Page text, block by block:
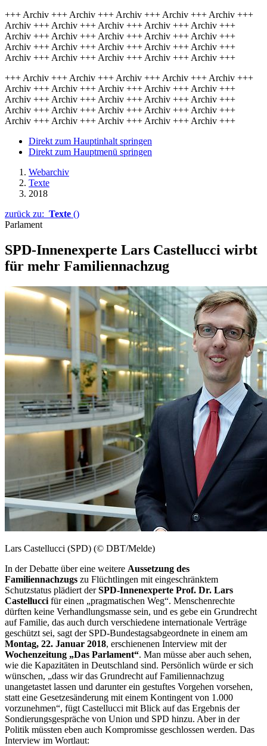
+++ Archiv +++ Archiv +++ Archiv +++ Archiv +++ Archiv +++
Archiv +++ Archiv +++ Archiv +++ Archiv +++ Archiv +++
Archiv +++ Archiv +++ Archiv +++ Archiv +++ Archiv +++
Archiv +++ Archiv +++ Archiv +++ Archiv +++ Archiv +++
Archiv +++ Archiv +++ Archiv +++ Archiv +++ Archiv +++
+++ Archiv +++ Archiv +++ Archiv +++ Archiv +++ Archiv +++
Archiv +++ Archiv +++ Archiv +++ Archiv +++ Archiv +++
Archiv +++ Archiv +++ Archiv +++ Archiv +++ Archiv +++
Archiv +++ Archiv +++ Archiv +++ Archiv +++ Archiv +++
Archiv +++ Archiv +++ Archiv +++ Archiv +++ Archiv +++
Direkt zum Hauptinhalt springen
Direkt zum Hauptmenü springen
Webarchiv
Texte
2018
zurück zu: Texte ()
Parlament
SPD-Innenexperte Lars Castellucci wirbt
für mehr Familiennachzug
Lars Castellucci (SPD) (© DBT/Melde)
In der Debatte über eine weitere Aussetzung des
Familiennachzugs zu Flüchtlingen mit eingeschränktem
Schutzstatus plädiert derSPD-Innenexperte Prof. Dr. Lars
Castellucci für einen „pragmatischen Weg“. Menschenrechte
dürften keine Verhandlungsmasse sein, und es gebe ein Grundrecht
auf Familie, das auch durch verschiedene internationale Verträge
geschützt sei, sagt der SPD-Bundestagsabgeordnete in einem am
Montag, 22. Januar 2018, erschienenen Interview mit der
Wochenzeitung „Das Parlament“. Man müsse aber auch sehen,
wie die Kapazitäten in Deutschland sind. Persönlich würde er sich
wünschen, „dass wir das Grundrecht auf Familiennachzug
unangetastet lassen und darunter ein gestuftes Vorgehen vorsehen,
statt eine Gesetzesänderung mit einem Kontingent von 1.000
vorzunehmen“, fügt Castellucci mit Blick auf das Ergebnis der
Sondierungsgespräche von Union und SPD hinzu. Aber in der
Politik müssten eben auch Kompromisse geschlossen werden. Das
Interview im Wortlaut: